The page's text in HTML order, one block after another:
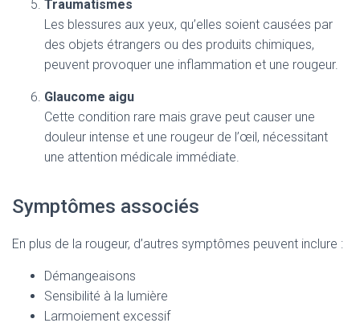
Traumatismes
Les blessures aux yeux, qu’elles soient causées par
des objets étrangers ou des produits chimiques,
peuvent provoquer une inflammation et une rougeur.
Glaucome aigu
Cette condition rare mais grave peut causer une
douleur intense et une rougeur de l’œil, nécessitant
une attention médicale immédiate.
Symptômes associés
En plus de la rougeur, d’autres symptômes peuvent inclure :
Démangeaisons
Sensibilité à la lumière
Larmoiement excessif